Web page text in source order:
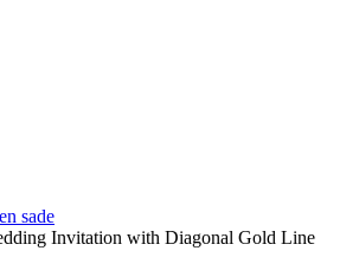
sade
Invitation with Diagonal Gold Line